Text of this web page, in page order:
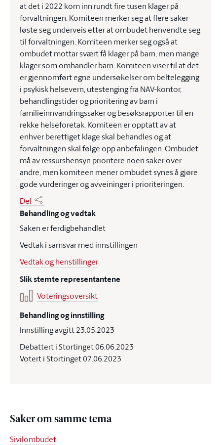
at det i 2022 kom inn rundt fire tusen klager på
forvaltningen. Komiteen merker seg at flere saker
løste seg underveis etter at ombudet henvendte seg
til forvaltningen. Komiteen merker seg også at
ombudet mottar svært få klager på barn, men mange
klager som omhandler barn. Komiteen viser til at det
er gjennomført egne undersøkelser om beltelegging
i psykisk helsevern, utestenging fra NAV-kontor,
behandlingstider og prioritering av barn i
familieinnvandringssaker og besøksrapporter til en
rekke helseforetak. Komiteen er opptatt av at
enhver berettiget klage skal behandles og at
forvaltningen skal følge opp anbefalingen. Ombudet
må av ressurshensyn prioritere noen saker over
andre, men komiteen mener ombudet synes å gjøre
gode vurderinger og avveininger i prioriteringen.
Del
Behandling og vedtak
Saken er ferdigbehandlet
Vedtak i samsvar med innstillingen
Vedtak og henstillinger
Slik stemte representantene
Voteringsoversikt
Behandling og innstilling
Innstilling avgitt 23.05.2023
Debattert i Stortinget 06.06.2023
Votert i Stortinget 07.06.2023
Saker om samme tema
Sivilombudet